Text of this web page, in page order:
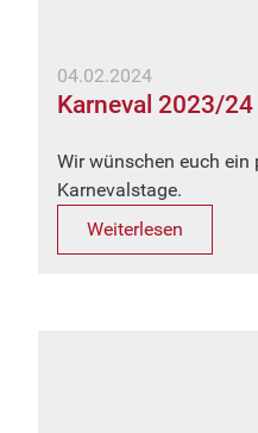
04.02.2024
Karneval 2023/24
Wir wünschen euch ein
Karnevalstage.
Weiterlesen